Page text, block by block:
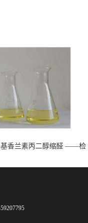
基香兰素丙二醇缩醛 ——检